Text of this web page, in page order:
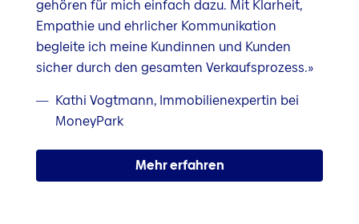
gehören für mich einfach dazu. Mit Klarheit,
Empathie und ehrlicher Kommunikation
begleite ich meine Kundinnen und Kunden
sicher durch den gesamten Verkaufsprozess.»
Kathi Vogtmann, Immobilienexpertin bei
MoneyPark
Mehr erfahren